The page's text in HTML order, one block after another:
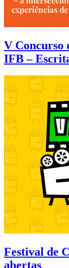
V Concurso
IFB –
Festival de
abertas